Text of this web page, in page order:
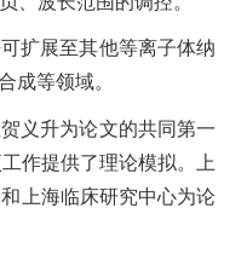
扩展至其他等离子体纳
成等领域。
义升为论文的共同第一
作提供了理论模拟。上
上海临床研究中心为论